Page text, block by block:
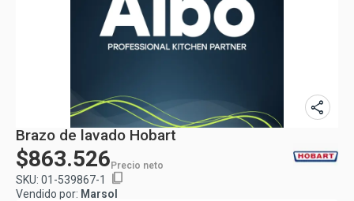
share
Brazo de lavado Hobart
$863.526 Precio neto
SKU: 01-539867-1 content_copy
Vendido por: Marsol